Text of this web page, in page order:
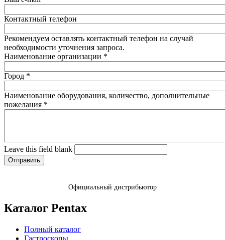
Контактный телефон
Рекомендуем оставлять контактный телефон на случай
необходимости уточнения запроса.
Наименование организации *
Город *
Наименование оборудования, количество, дополнительные
пожелания *
Leave this field blank
Официальный дистрибьютор
Каталог Pentax
Полный каталог
Гастроскопы